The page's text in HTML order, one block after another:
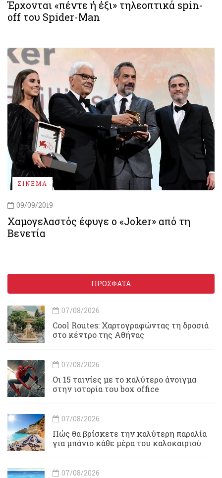
Έρχονται «πέντε ή έξι» τηλεοπτικά spin-
off του Spider-Man
ΣΙΝΕΜΑ
09/09/2019
Χαμογελαστός έφυγε ο «Joker» από τη
Βενετία
ΠΡΟΣΦΑΤΑ
07/08/2026
Cool Routes: Χαρτογραφώντας τη δροσιά
στο κέντρο της Αθήνας
07/08/2026
Οι 15 ταινίες με το καλύτερο άνοιγμα
στην ιστορία του box office
07/08/2026
Πώς θα βρίσκετε την καλύτερη παραλία
για μπάνιο κάθε μέρα του καλοκαιριού
07/08/2026